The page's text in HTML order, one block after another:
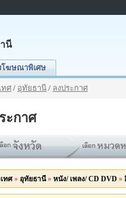
นี
โฆษณาพิเศษ
ทศ / อุทัยธานี / ลงประกาศ
ะกาศ
ทศ » อุทัยธานี» หนัง/ เพลง/ CD DVD »